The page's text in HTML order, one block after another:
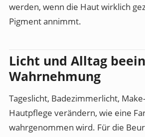
werden, wenn die Haut wirklich
Pigment annimmt.
Licht und Alltag
Wahrnehmung
Tageslicht, Badezimmerlicht,
Hautpflege verändern, wie eine
wahrgenommen wird. Für die